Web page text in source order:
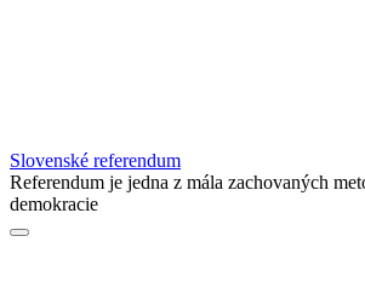
Slovenské referendum
Referendum je jedna z mála zachovaných
demokracie